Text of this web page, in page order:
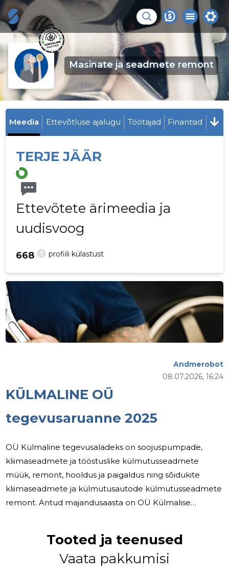
Masinate ja seadmete remont
Meedia Ettevõtluse ajalugu Töötajad Finantsid
TERJE JÄÄR
Ettevõtete ärimeedia ja
uudisvoog
? profiili külastust
668
KÜLMALINE OÜ
tegevusaruanne 2025
08.07.2026, 16:24
Andmerobot
OÜ Külmaline tegevusaladeks on soojuspumpade,
kliimaseadmete ja tööstuslike külmutusseadmete
müük, remont, hooldus ja paigaldus ning sõidukite
kliimaseadmete ja külmutusautode külmutusseadmete
remont. Antud majandusaasta on OÜ Külmalise
Kasutame töös nii palgalist tööjõudu kui tellime
teenuseid ka lepingupartneritelt. Oma
Tooted ja teenused
Vaata pakkumisi